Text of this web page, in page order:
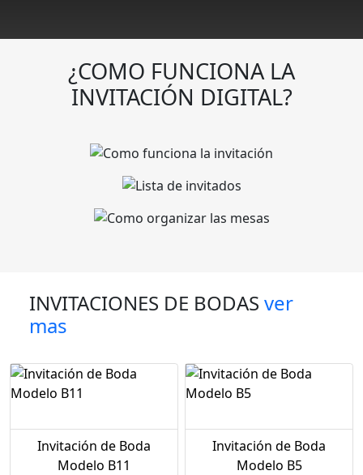
¿COMO FUNCIONA LA
INVITACIÓN DIGITAL?
INVITACIONES DE BODAS ver
mas
Invitación de Boda
Modelo B11
Invitación de Boda
Modelo B5